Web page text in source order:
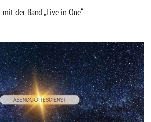
mit der Band „Five in One“